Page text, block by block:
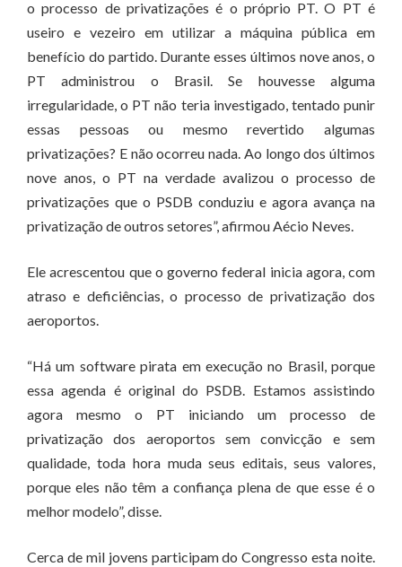
o processo de privatizações é o próprio PT. O PT é
useiro e vezeiro em utilizar a máquina pública em
benefício do partido. Durante esses últimos nove anos, o
PT administrou o Brasil. Se houvesse alguma
irregularidade, o PT não teria investigado, tentado punir
essas pessoas ou mesmo revertido algumas
privatizações? E não ocorreu nada. Ao longo dos últimos
nove anos, o PT na verdade avalizou o processo de
privatizações que o PSDB conduziu e agora avança na
privatização de outros setores”, afirmou Aécio Neves.
Ele acrescentou que o governo federal inicia agora, com
atraso e deficiências, o processo de privatização dos
aeroportos.
“Há um software pirata em execução no Brasil, porque
essa agenda é original do PSDB. Estamos assistindo
agora mesmo o PT iniciando um processo de
privatização dos aeroportos sem convicção e sem
qualidade, toda hora muda seus editais, seus valores,
porque eles não têm a confiança plena de que esse é o
melhor modelo”, disse.
Cerca de mil jovens participam do Congresso esta noite.